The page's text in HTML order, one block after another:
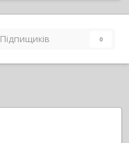
Підпищиків 0